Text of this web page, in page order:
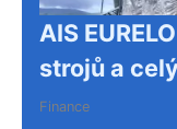
AIS
strojů a
Finance